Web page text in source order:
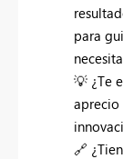
para
💡 ¿Te
🔗